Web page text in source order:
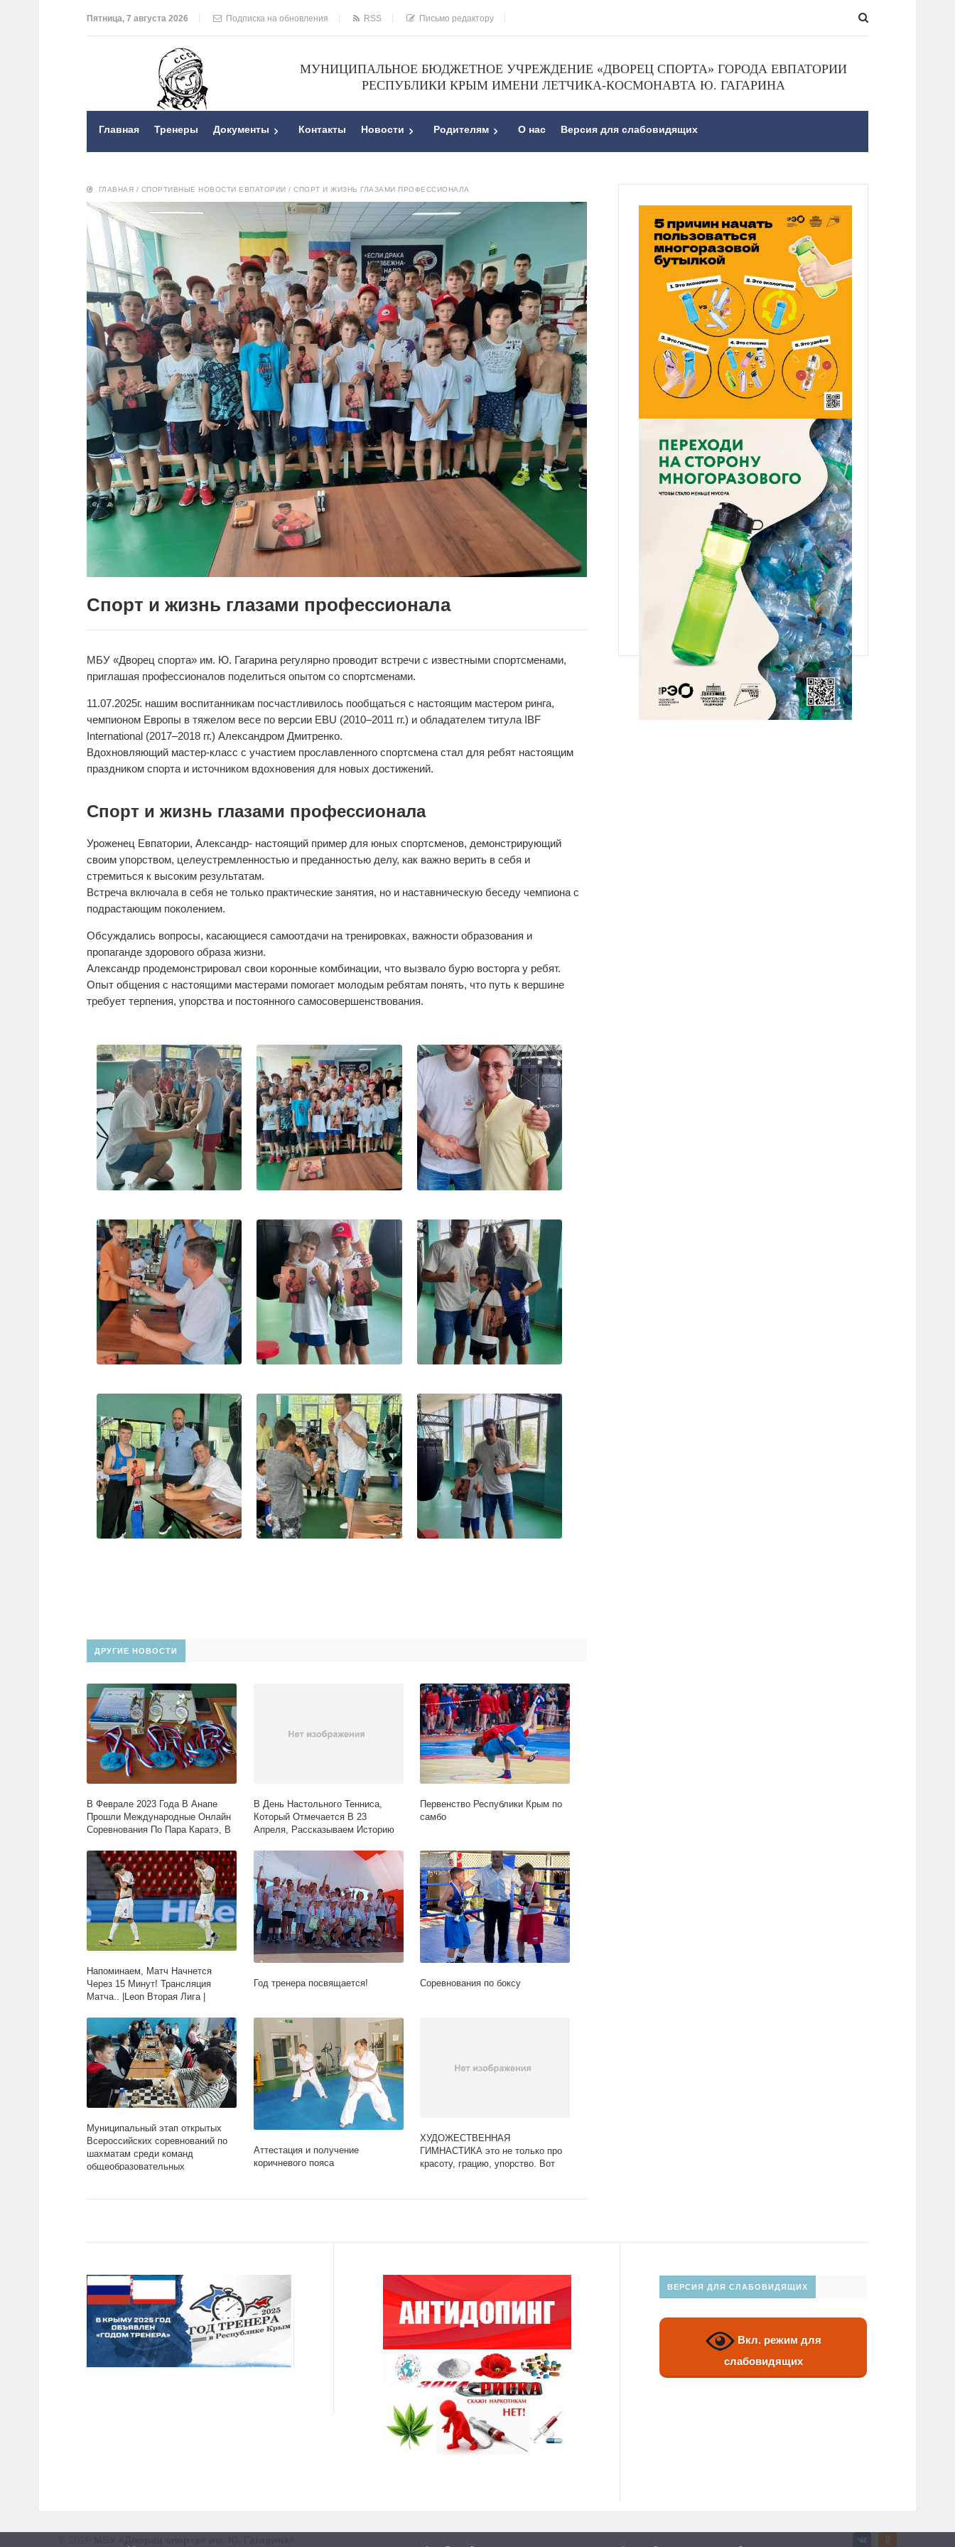
Пятница, 7 августа 2026 Подписка на обновления RSS Письмо редактору
МУНИЦИПАЛЬНОЕ БЮДЖЕТНОЕ УЧРЕЖДЕНИЕ «ДВОРЕЦ СПОРТА» ГОРОДА ЕВПАТОРИИ
РЕСПУБЛИКИ КРЫМ ИМЕНИ ЛЕТЧИКА-КОСМОНАВТА Ю. ГАГАРИНА
Главная Тренеры Документы Контакты Новости Родителям О нас Версия для слабовидящих
ГЛАВНАЯ / СПОРТИВНЫЕ НОВОСТИ ЕВПАТОРИИ / СПОРТ И ЖИЗНЬ ГЛАЗАМИ ПРОФЕССИОНАЛА
Спорт и жизнь глазами профессионала
МБУ «Дворец спорта» им. Ю. Гагарина регулярно проводит встречи с известными спортсменами,
приглашая профессионалов поделиться опытом со спортсменами.
11.07.2025г. нашим воспитанникам посчастливилось пообщаться с настоящим мастером ринга,
чемпионом Европы в тяжелом весе по версии EBU (2010–2011 гг.) и обладателем титула IBF
International (2017–2018 гг.) Александром Дмитренко.
Вдохновляющий мастер-класс с участием прославленного спортсмена стал для ребят настоящим
праздником спорта и источником вдохновения для новых достижений.
Спорт и жизнь глазами профессионала
Уроженец Евпатории, Александр- настоящий пример для юных спортсменов, демонстрирующий
своим упорством, целеустремленностью и преданностью делу, как важно верить в себя и
стремиться к высоким результатам.
Встреча включала в себя не только практические занятия, но и наставническую беседу чемпиона с
подрастающим поколением.
Обсуждались вопросы, касающиеся самоотдачи на тренировках, важности образования и
пропаганде здорового образа жизни.
Александр продемонстрировал свои коронные комбинации, что вызвало бурю восторга у ребят.
Опыт общения с настоящими мастерами помогает молодым ребятам понять, что путь к вершине
требует терпения, упорства и постоянного самосовершенствования.
ДРУГИЕ НОВОСТИ
В Феврале 2023 Года В Анапе
Прошли Международные Онлайн
Соревнования По Пара Каратэ, В
Спорта» Им. Ю.а. Гагарина
В День Настольного Тенниса,
Который Отмечается В 23
Апреля, Рассказываем Историю
«Дворец Спорта» Им. Ю.а.
Гагарина
Первенство Республики Крым по
самбо
Напоминаем, Матч Начнется
Через 15 Минут! Трансляция
Матча.. |Leon Вторая Лига |
Год тренера посвящается! Соревнования по боксу
Муниципальный этап открытых
Всероссийских соревнований по
шахматам среди команд
общеобразовательных
Аттестация и получение
коричневого пояса
ХУДОЖЕСТВЕННАЯ
ГИМНАСТИКА это не только про
красоту, грацию, упорство. Вот
Гагарина
ВЕРСИЯ ДЛЯ СЛАБОВИДЯЩИХ
Вкл. режим для
слабовидящих